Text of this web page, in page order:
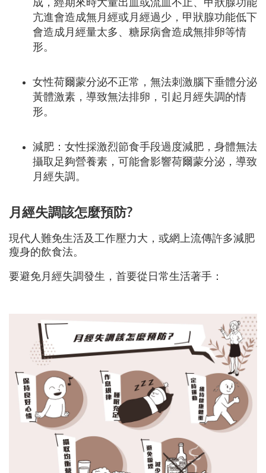
亢進會造成無月經或月經過少，甲狀腺功能低下
會造成月經量太多、糖尿病會造成無排卵等情
形。
女性荷爾蒙分泌不正常，無法刺激腦下垂體分泌
黃體激素，導致無法排卵，引起月經失調的情
形。
減肥：女性採激烈節食手段過度減肥，身體無法
攝取足夠營養素，可能會影響荷爾蒙分泌，導致
月經失調。
月經失調該怎麼預防?
現代人難免生活及工作壓力大，或網上流傳許多減肥
瘦身的飲食法。
要避免月經失調發生，首要從日常生活著手：